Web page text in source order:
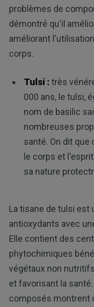
problèmes de
démontré qu'il
améliorant
corps.
Tulsi : très
000 ans, le tulsi,
nom de basilic
nombreuses
santé. On dit que
le corps et
sa nature
La tisane de tulsi est
antioxydants avec
Elle contient des
phytochimiques
végétaux non
et favorisant la
composés montrent